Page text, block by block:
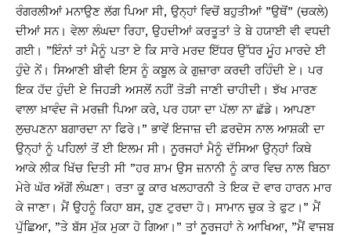
ਰੰਗਰਲੀਆਂ ਮਨਾਉਣ ਲੱਗ ਪਿਆ ਸੀ, ਉਨ੍ਹਾਂ ਵਿਚੋਂ ਬਹੁਤੀਆਂ ”ਉਥੋਂ” (ਚਕਲੇ)
ਦੀਆਂ ਸਨ। ਵੇਲਾ ਲੰਘਦਾ ਰਿਹਾ, ਉਹਦੀਆਂ ਕਰਤੂਤਾਂ ਤੇ ਬੇ ਹਯਾਈ ਵੀ ਵਧਦੀ
ਗਈ। ”ਇੰਨਾਂ ਤਾਂ ਮੈਨੂੰ ਪਤਾ ਏ ਕਿ ਸਾਰੇ ਮਰਦ ਇੱਧਰ ਉੱਧਰ ਮੂੰਹ ਮਾਰਦੇ ਈ
ਹੁੰਦੇ ਨੇਂ। ਸਿਆਣੀ ਬੀਵੀ ਇਸ ਨੂੰ ਕਬੂਲ ਕੇ ਗੁਜ਼ਾਰਾ ਕਰਦੀ ਰਹਿੰਦੀ ਏ। ਪਰ
ਇਕ ਹੱਦ ਹੁੰਦੀ ਏ ਜਿਹੜੀ ਅਸਲੋਂ ਨਹੀਂ ਤੋੜੀ ਜਾਣੀ ਚਾਹੀਦੀ। ਝੱਖ ਮਾਰਣ
ਵਾਲਾ ਖ਼ਾਵੰਦ ਜੋ ਮਰਜ਼ੀ ਪਿਆ ਕਰੇ, ਪਰ ਹਯਾ ਦਾ ਪੱਲਾ ਨਾ ਛੱਡੇ। ਆਪਣਾ
ਲੁਚਪਣਨਾ ਬਗਾਰਦਾ ਨਾ ਫਿਰੇ।” ਭਾਵੇਂ ਇਜਾਜ਼ ਦੀ ਫ਼ਰਦੋਸ ਨਾਲ ਆਸ਼ਕੀ ਦਾ
ਉਨ੍ਹਾਂ ਨੂੰ ਪਹਿਲਾਂ ਤੋਂ ਈ ਇਲਮ ਸੀ। ਨੂਰਜਹਾਂ ਮੈਨੂੰ ਦੱਸਿਆ ਉਨ੍ਹਾਂ ਕਿਥੇ
ਆਕੇ ਲੀਕ ਖਿੱਚ ਦਿਤੀ ਸੀ ”ਹਰ ਸ਼ਾਮ ਉਸ ਜ਼ਨਾਨੀ ਨੂੰ ਕਾਰ ਵਿਚ ਨਾਲ ਬਿਠਾ
ਮੇਰੇ ਘੱਰ ਅੱਗੋਂ ਲੰਘਣਾ। ਰਤਾ ਕੂ ਕਾਰ ਖਲਹਾਰਨੀ ਤੇ ਇਕ ਦੋ ਵਾਰ ਹਾਰਨ ਮਾਰ
ਕੇ ਜਾਣਾ। ਮੈਂ ਉਹਨੂੰ ਕਿਹਾ ਬਸ, ਹੁਣ ਟੁਰਦਾ ਹੋ। ਸਾਮਾਨ ਚੁਕ ਤੇ ਫੁਟ।” ਮੈਂ
ਪੁੱਛਿਆ, ”ਤੇ ਬੱਸ ਮੁੱਕ ਮੁਕਾ ਹੋ ਗਿਆ।” ਤਾਂ ਨੂਰਜਹਾਂ ਨੇ ਆਖਿਆ, ”ਮੈਂ ਵਾਜਬ